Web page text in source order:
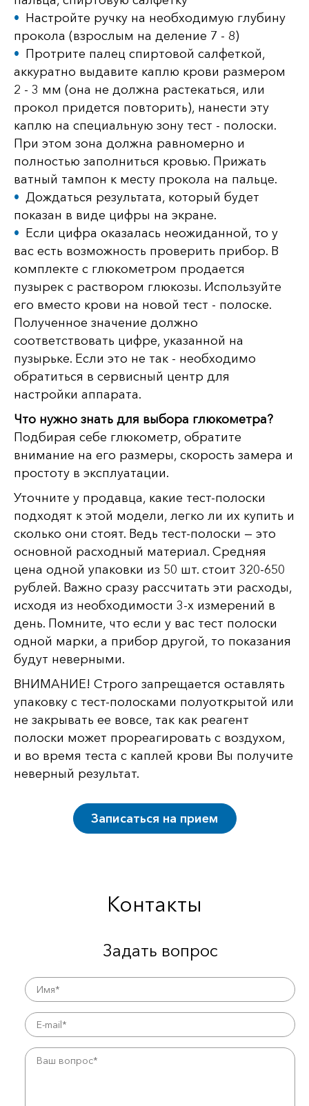
Настройте ручку на необходимую глубину
прокола (взрослым на деление 7 - 8)
Протрите палец спиртовой салфеткой,
аккуратно выдавите каплю крови размером
2 - 3 мм (она не должна растекаться, или
прокол придется повторить), нанести эту
каплю на специальную зону тест - полоски.
При этом зона должна равномерно и
полностью заполниться кровью. Прижать
ватный тампон к месту прокола на пальце.
Дождаться результата, который будет
показан в виде цифры на экране.
Если цифра оказалась неожиданной, то у
вас есть возможность проверить прибор. В
комплекте с глюкометром продается
пузырек с раствором глюкозы. Используйте
его вместо крови на новой тест - полоске.
Полученное значение должно
соответствовать цифре, указанной на
пузырьке. Если это не так - необходимо
обратиться в сервисный центр для
настройки аппарата.
Что нужно знать для выбора глюкометра?
Подбирая себе глюкометр, обратите
внимание на его размеры, скорость замера и
простоту в эксплуатации.
Уточните у продавца, какие тест-полоски
подходят к этой модели, легко ли их купить и
сколько они стоят. Ведь тест-полоски — это
основной расходный материал. Средняя
цена одной упаковки из 50 шт. стоит 320-650
рублей. Важно сразу рассчитать эти расходы,
исходя из необходимости 3-х измерений в
день. Помните, что если у вас тест полоски
одной марки, а прибор другой, то показания
будут неверными.
ВНИМАНИЕ! Строго запрещается оставлять
упаковку с тест-полосками полуоткрытой или
не закрывать ее вовсе, так как реагент
полоски может прореагировать с воздухом,
и во время теста с каплей крови Вы получите
неверный результат.
Записаться на прием
Контакты
Задать вопрос